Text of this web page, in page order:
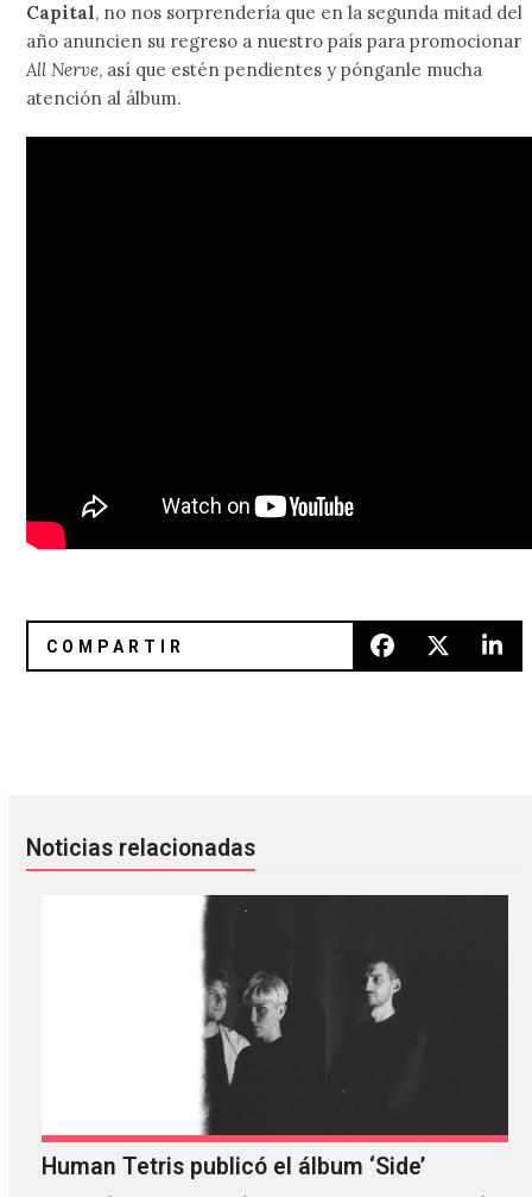
Capital, no nos sorprendería que en la segunda mitad del
año anuncien su regreso a nuestro país para promocionar
All Nerve, así que estén pendientes y pónganle mucha
atención al álbum.
Noticias relacionadas
Human Tetris publicó el álbum ‘Side’